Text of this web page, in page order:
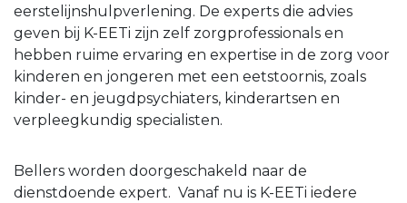
eerstelijnshulpverlening. De experts die advies
geven bij K-EETi zijn zelf zorgprofessionals en
hebben ruime ervaring en expertise in de zorg voor
kinderen en jongeren met een eetstoornis, zoals
kinder- en jeugdpsychiaters, kinderartsen en
verpleegkundig specialisten.
Bellers worden doorgeschakeld naar de
dienstdoende expert. Vanaf nu is K-EETi iedere